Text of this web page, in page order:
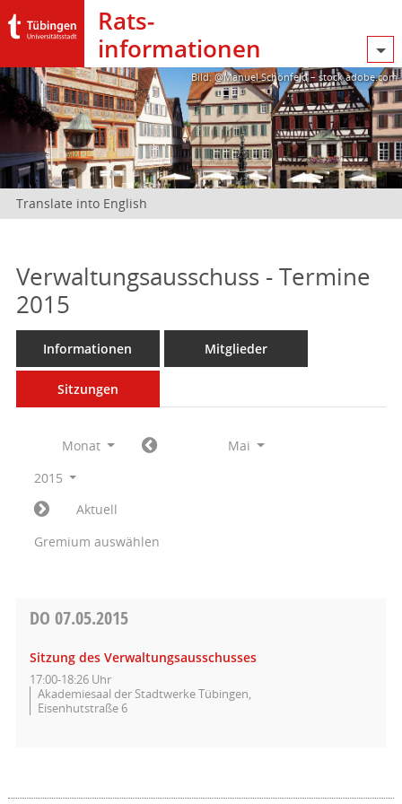
Rats­
informationen
Bild: @Manuel Schönfeld – stock.adobe.com
Translate into English
Verwaltungsausschuss - Termine
2015
Informationen Mitglieder
Sitzungen
Monat
Mai
2015
Aktuell
Gremium auswählen
DO 07.05.2015
Sitzung des Verwaltungsausschusses
17:00-18:26 Uhr
Akademiesaal der Stadtwerke Tübingen,
Eisenhutstraße 6